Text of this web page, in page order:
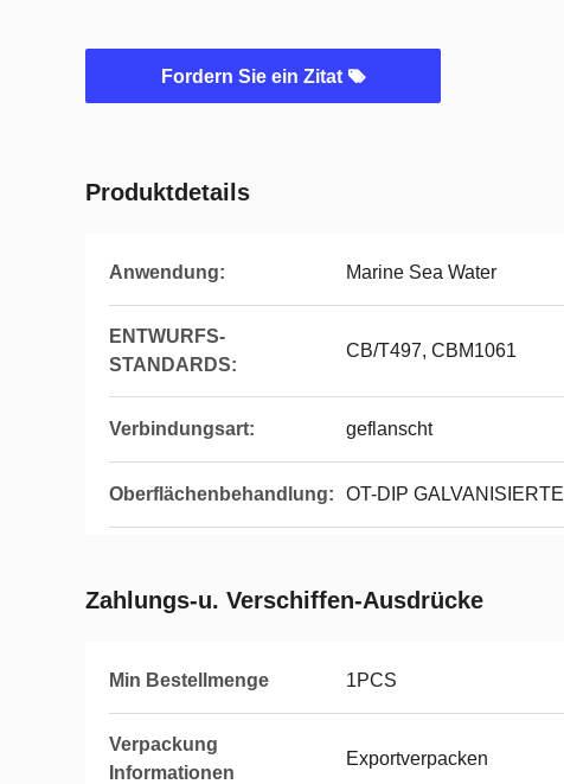
Fordern Sie ein Zitat
Produktdetails
Anwendung: Marine Sea Water
ENTWURFS-
STANDARDS:
CB/T497, CBM1061
Verbindungsart: geflanscht
Oberflächenbehandlung: OT-DIP GALVANISIERTE
Zahlungs-u. Verschiffen-Ausdrücke
Min Bestellmenge 1PCS
Verpackung
Informationen
Exportverpacken